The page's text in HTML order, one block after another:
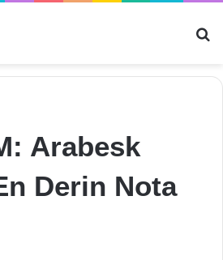
Arabesk
Derin Nota